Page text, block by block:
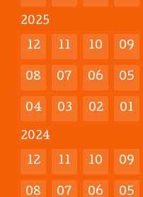
2025
12 11 10 09
08 07 06 05
04 03 02 01
2024
12 11 10 09
08 07 06 05